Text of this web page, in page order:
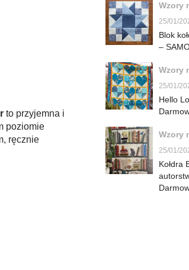
to przyjemna i
poziomie
ręcznie
Wzory
25/01/
Blok
–
Wzory
25/01/
Hello
Wzory
25/01/
Kołdra